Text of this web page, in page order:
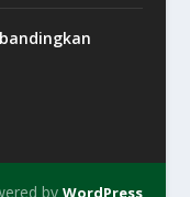
by WordPress